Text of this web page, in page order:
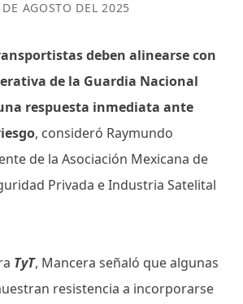
AGOSTO DEL 2025
deben alinearse con
de la Guardia Nacional
respuesta inmediata ante
, consideró Raymundo
de la Asociación Mexicana de
Privada e Industria Satelital
TyT, Mancera señaló que algunas
resistencia a incorporarse